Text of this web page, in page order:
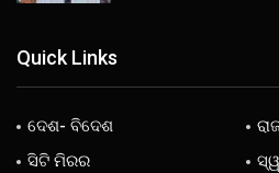
Quick Links
ଦେଶ- ବିଦେଶ
ସିଟି ମିରର